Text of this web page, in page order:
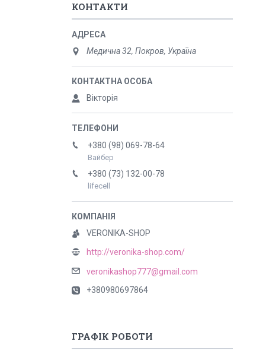
КОНТАКТИ
Медична 32, Покров, Україна
Вікторія
+380 (98) 069-78-64
Вайбер
+380 (73) 132-00-78
lifecell
VERONIKA-SHOP
http://veronika-shop.com/
veronikashop777@gmail.com
+380980697864
ГРАФІК РОБОТИ